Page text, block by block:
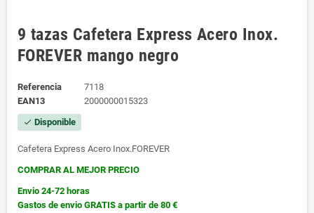
9 tazas Cafetera Express Acero Inox.
FOREVER mango negro
Referencia
7118
EAN13
2000000015323
check Disponible
Cafetera Express Acero Inox.FOREVER
COMPRAR AL MEJOR PRECIO
Envio 24-72 horas
Gastos de envio GRATIS a partir de 80 €